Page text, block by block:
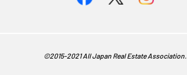
©︎2015-2021 All Japan Real Estate Association.